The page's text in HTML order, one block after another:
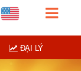
ĐẠI LÝ